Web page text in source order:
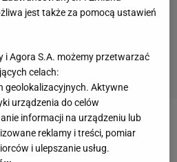
Jeleń ocenia karierę Roberta
jest także za pomocą ustawień
i Agora S.A. możemy przetwarzać
celach:
geolokalizacyjnych. Aktywne
urządzenia do celów
informacji na urządzeniu lub
reklamy i treści, pomiar
i ulepszanie usług.